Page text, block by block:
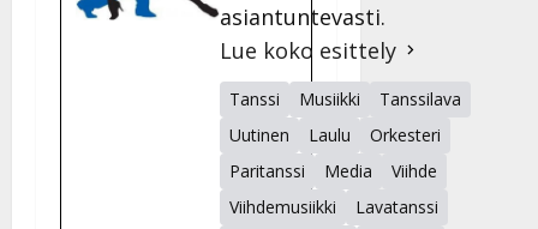
asiantuntevasti.
Lue koko esittely
Tanssi Musiikki
Tanssilava
Uutinen
Laulu
Orkesteri
Paritanssi
Media
Viihde
Viihdemusiikki
Lavatanssi